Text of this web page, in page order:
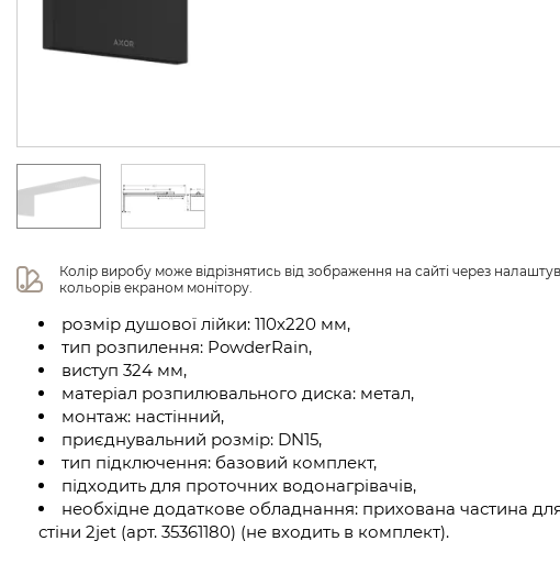
Колір виробу може відрізнятись від зображення на сайті через
кольорів екраном монітору.
розмір душової лійки: 110х220 мм,
тип розпилення: PowderRain,
виступ 324 мм,
матеріал розпилювального диска: метал,
монтаж: настінний,
приєднувальний розмір: DN15,
тип підключення: базовий комплект,
підходить для проточних водонагрівачів,
необхідне додаткове обладнання: прихована частина
стіни 2jet (арт. 35361180) (не входить в комплект).